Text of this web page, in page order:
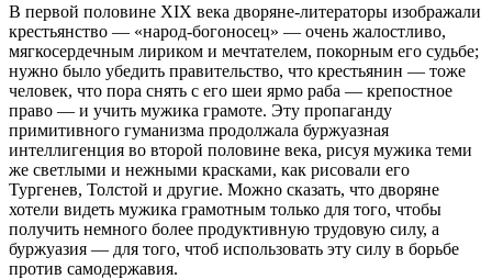
В первой половине XIX века дворяне-литераторы изображали
крестьянство — «народ-богоносец» — очень жалостливо,
мягкосердечным лириком и мечтателем, покорным его судьбе;
нужно было убедить правительство, что крестьянин — тоже
человек, что пора снять с его шеи ярмо раба — крепостное
право — и учить мужика грамоте. Эту пропаганду
примитивного гуманизма продолжала буржуазная
интеллигенция во второй половине века, рисуя мужика теми
же светлыми и нежными красками, как рисовали его
Тургенев, Толстой и другие. Можно сказать, что дворяне
хотели видеть мужика грамотным только для того, чтобы
получить немного более продуктивную трудовую силу, а
буржуазия — для того, чтоб использовать эту силу в борьбе
против самодержавия.